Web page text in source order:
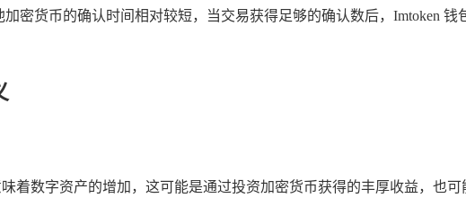
密货币的确认时间相对较短，当交易获得足够的确认数后，Imtoken
着数字资产的增加，这可能是通过投资加密货币获得的丰厚收益，也